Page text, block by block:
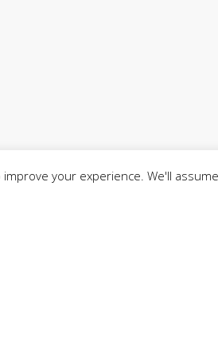
your experience. We'll